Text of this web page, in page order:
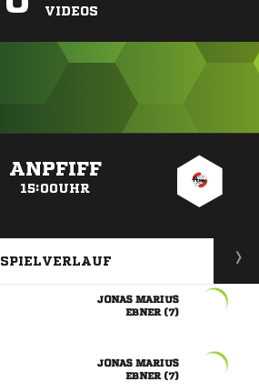
VIDEOS
ANPFIFF
15:00UHR
SPIELVERLAUF
 
 
 
 